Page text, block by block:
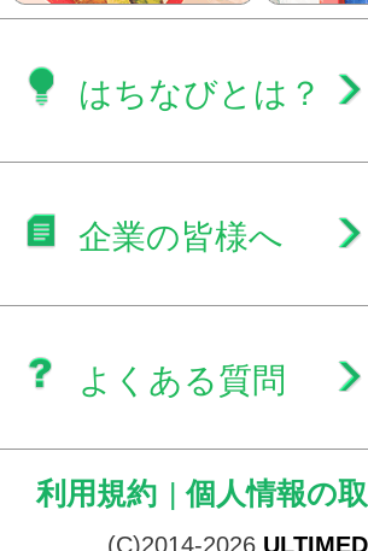
はちなびとは？
企業の皆様へ
よくある質問
利用規約 | 個人情報の
(C)2014-2026